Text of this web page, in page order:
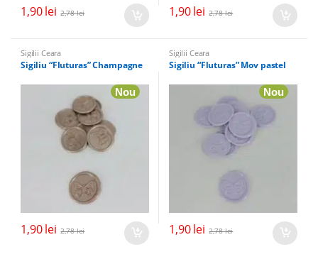
1,90lei 2,78lei 1,90lei 2,78lei
Sigilii Ceara
Sigiliu “Fluturas” Champagne
Nou
1,90lei 2,78lei
Sigilii Ceara
Sigiliu “Fluturas” Mov pastel
Nou
1,90lei 2,78lei